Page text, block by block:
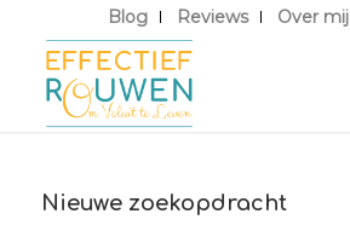
Blog Reviews Over mij
Nieuwe zoekopdracht